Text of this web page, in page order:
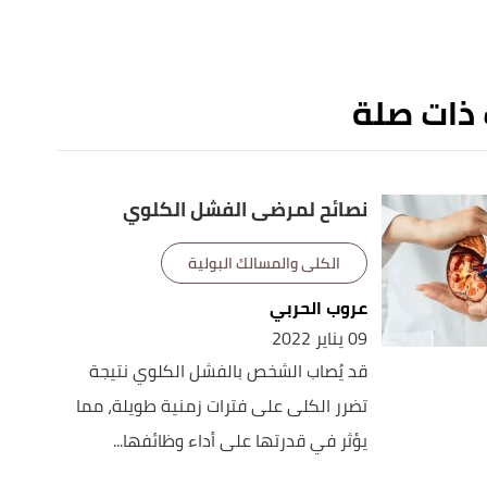
ذات صلة
نصائح لمرضى الفشل الكلوي
الكلى والمسالك البولية
عروب الحربي
09 يناير 2022
قد يُصاب الشخص بالفشل الكلوي نتيجة
تضرر الكلى على فترات زمنية طويلة، مما
يؤثر في قدرتها على أداء وظائفها...